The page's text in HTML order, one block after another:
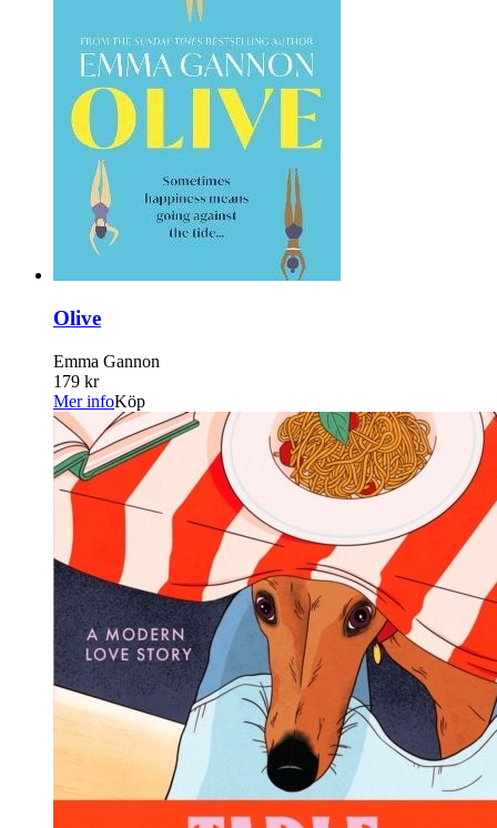
Olive
Emma Gannon
179 kr
Mer infoKöp